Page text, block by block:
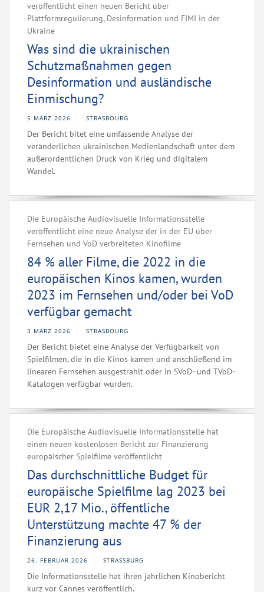
veröffentlicht einen neuen Bericht über
Plattformregulierung, Desinformation und FIMI in der
Ukraine
Was sind die ukrainischen
Schutzmaßnahmen gegen
Desinformation und ausländische
Einmischung?
5 MÄRZ 2026 STRASBOURG
Der Bericht bitet eine umfassende Analyse der
veränderlichen ukrainischen Medienlandschaft unter dem
außerordentlichen Druck von Krieg und digitalem
Wandel.
Die Europäische Audiovisuelle Informationsstelle
veröffentlicht eine neue Analyse der in der EU über
Fernsehen und VoD verbreiteten Kinofilme
84 % aller Filme, die 2022 in die
europäischen Kinos kamen, wurden
2023 im Fernsehen und/oder bei VoD
verfügbar gemacht
3 MÄRZ 2026 STRASBOURG
Der Bericht bietet eine Analyse der Verfügbarkeit von
Spielfilmen, die in die Kinos kamen und anschließend im
linearen Fernsehen ausgestrahlt oder in SVoD- und TVoD-
Katalogen verfügbar wurden.
Die Europäische Audiovisuelle Informationsstelle hat
einen neuen kostenlosen Bericht zur Finanzierung
europäischer Spielfilme veröffentlicht
Das durchschnittliche Budget für
europäische Spielfilme lag 2023 bei
EUR 2,17 Mio., öffentliche
Unterstützung machte 47 % der
Finanzierung aus
26. FEBRUAR 2026 STRASSBURG
Die Informationsstelle hat ihren jährlichen Kinobericht
kurz vor Cannes veröffentlich.